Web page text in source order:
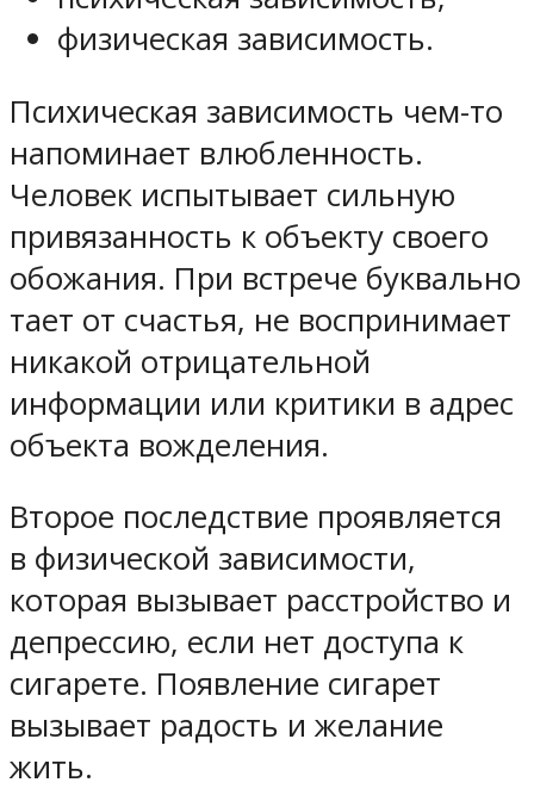
физическая зависимость.
Психическая зависимость чем-то
напоминает влюбленность.
Человек испытывает сильную
привязанность к объекту своего
обожания. При встрече буквально
тает от счастья, не воспринимает
никакой отрицательной
информации или критики в адрес
объекта вожделения.
Второе последствие проявляется
в физической зависимости,
которая вызывает расстройство и
депрессию, если нет доступа к
сигарете. Появление сигарет
вызывает радость и желание
жить.